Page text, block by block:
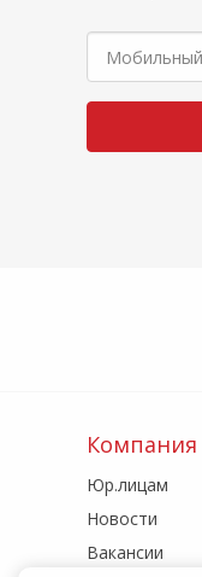
Компания
Юр.лицам
Новости
Вакансии